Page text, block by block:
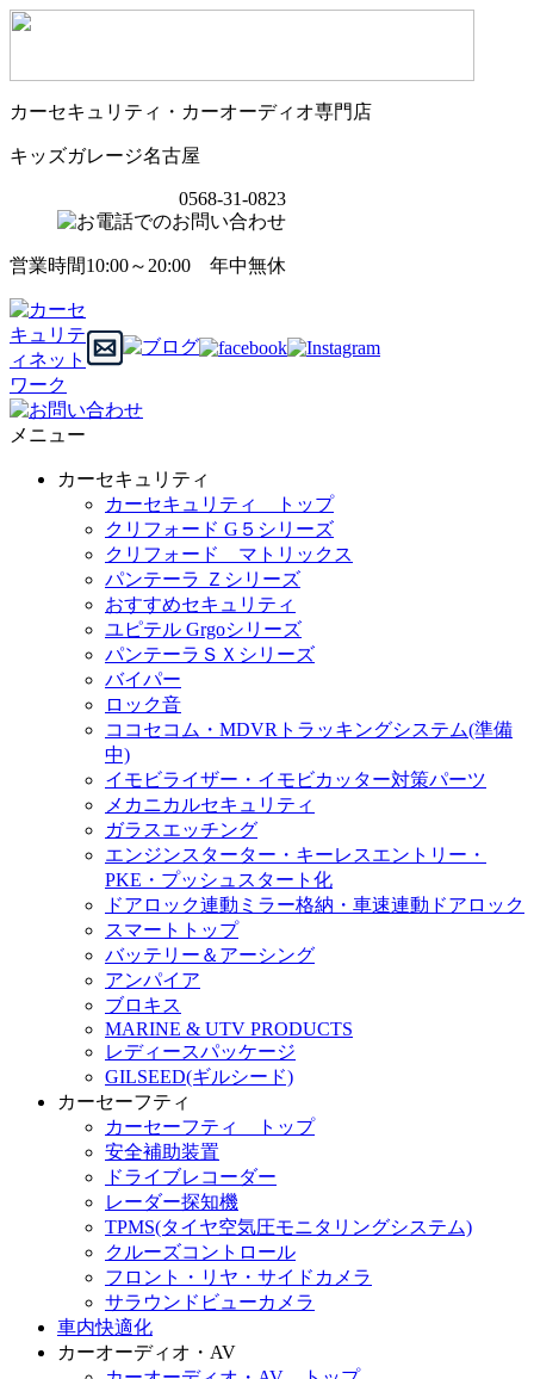
カーセキュリティ・カーオーディオ専門店
キッズガレージ名古屋
0568-31-0823
営業時間10:00～20:00 年中無休
メニュー
カーセキュリティ
カーセキュリティ トップ
クリフォード G５シリーズ
クリフォード マトリックス
パンテーラ Ｚシリーズ
おすすめセキュリティ
ユピテル Grgoシリーズ
パンテーラＳＸシリーズ
バイパー
ロック音
ココセコム・MDVRトラッキングシステム(準備
中)
イモビライザー・イモビカッター対策パーツ
メカニカルセキュリティ
ガラスエッチング
エンジンスターター・キーレスエントリー・
PKE・プッシュスタート化
ドアロック連動ミラー格納・車速連動ドアロック
スマートトップ
バッテリー＆アーシング
アンパイア
ブロキス
MARINE & UTV PRODUCTS
レディースパッケージ
GILSEED(ギルシード)
カーセーフティ
カーセーフティ トップ
安全補助装置
ドライブレコーダー
レーダー探知機
TPMS(タイヤ空気圧モニタリングシステム)
クルーズコントロール
フロント・リヤ・サイドカメラ
サラウンドビューカメラ
車内快適化
カーオーディオ・AV